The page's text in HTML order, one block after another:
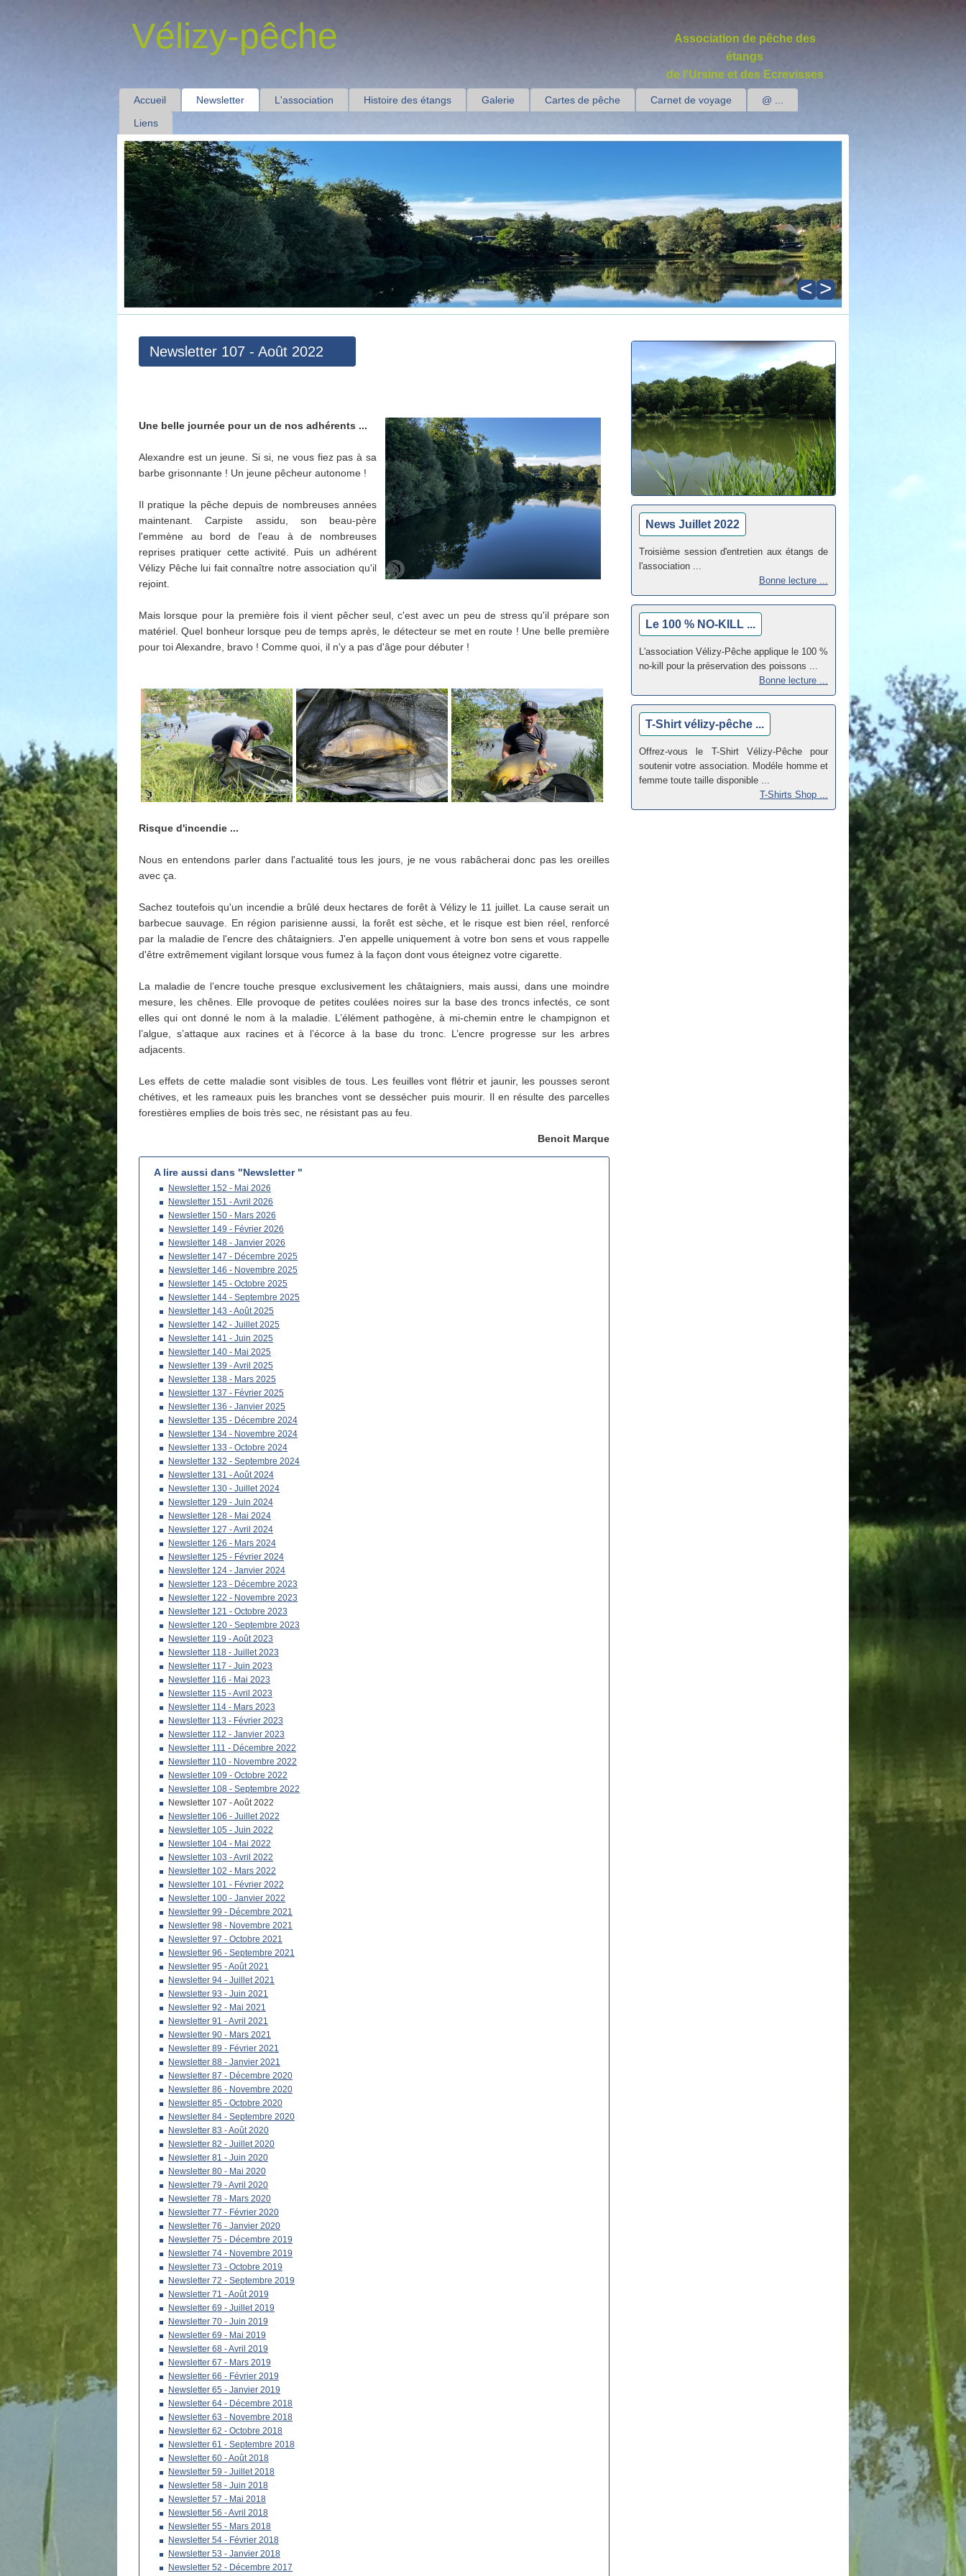
Vélizy-pêche
Association de pêche des
étangs
de l'Ursine et des Ecrevisses
Accueil Newsletter L'association Histoire des étangs Galerie Cartes de pêche Carnet de voyage
@ ...
Liens
< >
Newsletter 107 - Août 2022
Une belle journée pour un de nos adhérents ...
Alexandre est un jeune. Si si, ne vous fiez pas à sa
barbe grisonnante ! Un jeune pêcheur autonome !
Il pratique la pêche depuis de nombreuses années
maintenant. Carpiste assidu, son beau-père
l'emmène au bord de l'eau à de nombreuses
reprises pratiquer cette activité. Puis un adhérent
Vélizy Pêche lui fait connaître notre association qu'il
rejoint.
Mais lorsque pour la première fois il vient pêcher seul, c'est avec un peu de stress qu'il prépare son
matériel. Quel bonheur lorsque peu de temps après, le détecteur se met en route ! Une belle première
pour toi Alexandre, bravo ! Comme quoi, il n'y a pas d'âge pour débuter !
Risque d'incendie ...
Nous en entendons parler dans l'actualité tous les jours, je ne vous rabâcherai donc pas les oreilles
avec ça.
Sachez toutefois qu'un incendie a brûlé deux hectares de forêt à Vélizy le 11 juillet. La cause serait un
barbecue sauvage. En région parisienne aussi, la forêt est sèche, et le risque est bien réel, renforcé
par la maladie de l'encre des châtaigniers. J'en appelle uniquement à votre bon sens et vous rappelle
d'être extrêmement vigilant lorsque vous fumez à la façon dont vous éteignez votre cigarette.
La maladie de l’encre touche presque exclusivement les châtaigniers, mais aussi, dans une moindre
mesure, les chênes. Elle provoque de petites coulées noires sur la base des troncs infectés, ce sont
elles qui ont donné le nom à la maladie. L’élément pathogène, à mi-chemin entre le champignon et
l’algue, s’attaque aux racines et à l’écorce à la base du tronc. L’encre progresse sur les arbres
adjacents.
Les effets de cette maladie sont visibles de tous. Les feuilles vont flétrir et jaunir, les pousses seront
chétives, et les rameaux puis les branches vont se dessécher puis mourir. Il en résulte des parcelles
forestières emplies de bois très sec, ne résistant pas au feu.
Benoit Marque
A lire aussi dans "Newsletter "
Newsletter 152 - Mai 2026
Newsletter 151 - Avril 2026
Newsletter 150 - Mars 2026
Newsletter 149 - Février 2026
Newsletter 148 - Janvier 2026
Newsletter 147 - Décembre 2025
Newsletter 146 - Novembre 2025
Newsletter 145 - Octobre 2025
Newsletter 144 - Septembre 2025
Newsletter 143 - Août 2025
Newsletter 142 - Juillet 2025
Newsletter 141 - Juin 2025
Newsletter 140 - Mai 2025
Newsletter 139 - Avril 2025
Newsletter 138 - Mars 2025
Newsletter 137 - Février 2025
Newsletter 136 - Janvier 2025
Newsletter 135 - Décembre 2024
Newsletter 134 - Novembre 2024
Newsletter 133 - Octobre 2024
Newsletter 132 - Septembre 2024
Newsletter 131 - Août 2024
Newsletter 130 - Juillet 2024
Newsletter 129 - Juin 2024
Newsletter 128 - Mai 2024
Newsletter 127 - Avril 2024
Newsletter 126 - Mars 2024
Newsletter 125 - Février 2024
Newsletter 124 - Janvier 2024
Newsletter 123 - Décembre 2023
Newsletter 122 - Novembre 2023
Newsletter 121 - Octobre 2023
Newsletter 120 - Septembre 2023
Newsletter 119 - Août 2023
Newsletter 118 - Juillet 2023
Newsletter 117 - Juin 2023
Newsletter 116 - Mai 2023
Newsletter 115 - Avril 2023
Newsletter 114 - Mars 2023
Newsletter 113 - Février 2023
Newsletter 112 - Janvier 2023
Newsletter 111 - Décembre 2022
Newsletter 110 - Novembre 2022
Newsletter 109 - Octobre 2022
Newsletter 108 - Septembre 2022
Newsletter 107 - Août 2022
Newsletter 106 - Juillet 2022
Newsletter 105 - Juin 2022
Newsletter 104 - Mai 2022
Newsletter 103 - Avril 2022
Newsletter 102 - Mars 2022
Newsletter 101 - Février 2022
Newsletter 100 - Janvier 2022
Newsletter 99 - Décembre 2021
Newsletter 98 - Novembre 2021
Newsletter 97 - Octobre 2021
Newsletter 96 - Septembre 2021
Newsletter 95 - Août 2021
Newsletter 94 - Juillet 2021
Newsletter 93 - Juin 2021
Newsletter 92 - Mai 2021
Newsletter 91 - Avril 2021
Newsletter 90 - Mars 2021
Newsletter 89 - Février 2021
Newsletter 88 - Janvier 2021
Newsletter 87 - Décembre 2020
Newsletter 86 - Novembre 2020
Newsletter 85 - Octobre 2020
Newsletter 84 - Septembre 2020
Newsletter 83 - Août 2020
Newsletter 82 - Juillet 2020
Newsletter 81 - Juin 2020
Newsletter 80 - Mai 2020
Newsletter 79 - Avril 2020
Newsletter 78 - Mars 2020
Newsletter 77 - Février 2020
Newsletter 76 - Janvier 2020
Newsletter 75 - Décembre 2019
Newsletter 74 - Novembre 2019
Newsletter 73 - Octobre 2019
Newsletter 72 - Septembre 2019
Newsletter 71 - Août 2019
Newsletter 69 - Juillet 2019
Newsletter 70 - Juin 2019
Newsletter 69 - Mai 2019
Newsletter 68 - Avril 2019
Newsletter 67 - Mars 2019
Newsletter 66 - Février 2019
Newsletter 65 - Janvier 2019
Newsletter 64 - Décembre 2018
Newsletter 63 - Novembre 2018
Newsletter 62 - Octobre 2018
Newsletter 61 - Septembre 2018
Newsletter 60 - Août 2018
Newsletter 59 - Juillet 2018
Newsletter 58 - Juin 2018
Newsletter 57 - Mai 2018
Newsletter 56 - Avril 2018
Newsletter 55 - Mars 2018
Newsletter 54 - Février 2018
Newsletter 53 - Janvier 2018
Newsletter 52 - Décembre 2017
News Juillet 2022
Troisième session d'entretien aux étangs de
l'association ...
Bonne lecture ...
Le 100 % NO-KILL ...
L'association Vélizy-Pêche applique le 100 %
no-kill pour la préservation des poissons ...
Bonne lecture ...
T-Shirt vélizy-pêche ...
Offrez-vous le T-Shirt Vélizy-Pêche pour
soutenir votre association. Modéle homme et
femme toute taille disponible ...
T-Shirts Shop ...